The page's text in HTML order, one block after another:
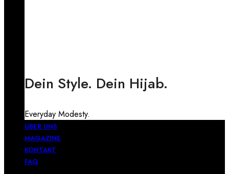
Dein Style. Dein Hijab.
Everyday Modesty.
ÜBER UNS
MAGAZINE
KONTAKT
FAQ